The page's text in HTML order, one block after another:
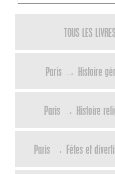
TOUS LES LIVRES
Paris → Histoire
Paris → Histoire
Paris → Fêtes et